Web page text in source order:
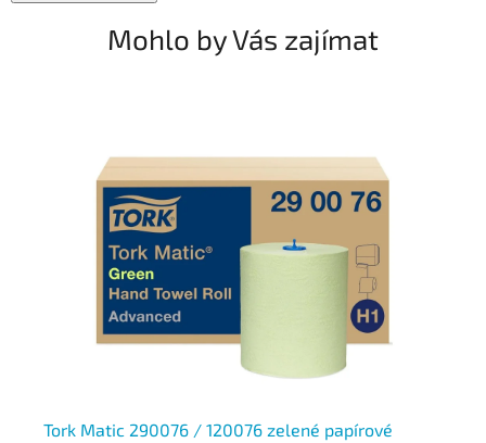
Mohlo by Vás zajímat
Tork Matic 290076 / 120076 zelené papírové